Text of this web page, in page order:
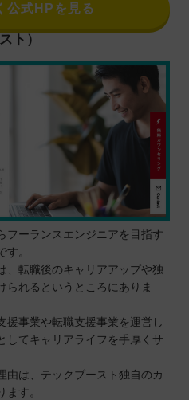
公式HPを見る
ト）
フーランスエンジニアを目指す
。
、転職後のキャリアアップや独
られるというところにありま
援事業や転職支援事業を運営し
してキャリアライフを手厚くサ
由は、テックブースト独自のカ
ます。